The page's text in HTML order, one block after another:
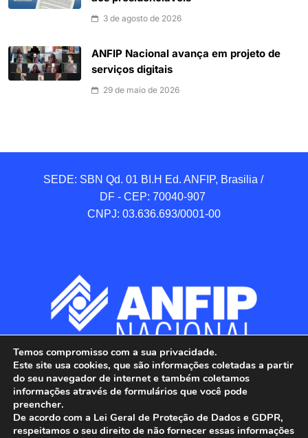
3 de agosto de 2026
ANFIP Nacional avança em projeto de
serviços digitais
29 de maio de 2026
SEDE: SBN Qd. 01 BI.H Ed. ANFIP, Brasilia /
DF - CEP: 70040-907
CNPJ: 03.636.693/0001-00
Temos compromisso com a sua privacidade.
Este site usa cookies, que são informações coletadas a partir
do seu navegador de internet e também coletamos
informações através de formulários que você pode
preencher.
De acordo com a Lei Geral de Proteção de Dados e GDPR,
respeitamos o seu direito de não fornecer essas informações